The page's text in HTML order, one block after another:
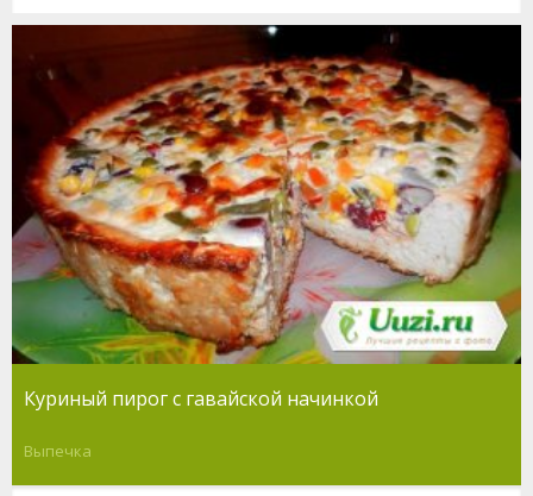
Куриный пирог с гавайской начинкой
Выпечка